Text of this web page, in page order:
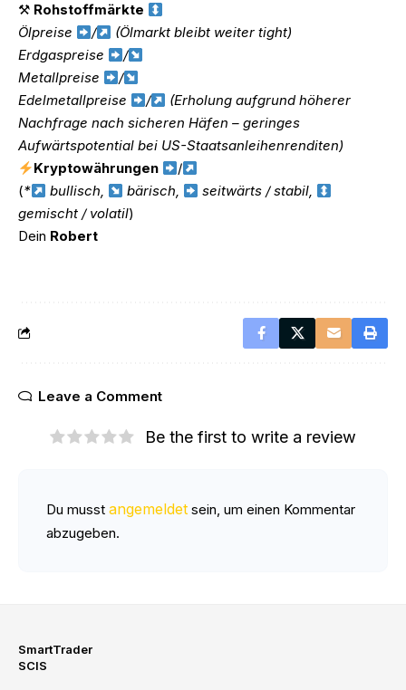
⚒ Rohstoffmärkte
Ölpreise
/
(Ölmarkt bleibt weiter tight)
Erdgaspreise
/
Metallpreise
/
Edelmetallpreise
/
(Erholung aufgrund höherer
Nachfrage nach sicheren Häfen – geringes
Aufwärtspotential bei US-Staatsanleihenrenditen)
Kryptowährungen
/
(* bullisch, bärisch,
seitwärts / stabil,
gemischt / volatil)
Dein Robert
Leave a Comment
Be the first to write a review
Du musst angemeldet sein, um einen Kommentar
abzugeben.
SmartTrader
SCIS